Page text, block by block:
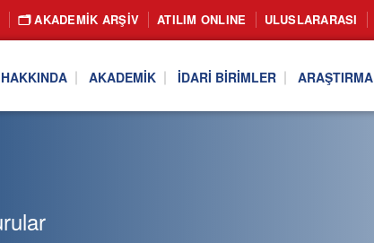
🗂️ AKADEMIK ARŞIV ATILIM ONLINE ULUSLARARASI
AKADEMIK İDARI BIRIMLER ARAŞTIRMA